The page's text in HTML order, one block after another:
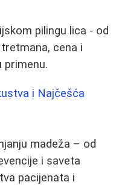
pilingu lica - od
cena i
primenu.
i Najčešća
madeža – od
i saveta
pacijenata i